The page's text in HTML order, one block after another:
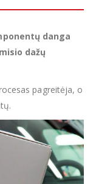
danga
dažų
pagreitėja, o